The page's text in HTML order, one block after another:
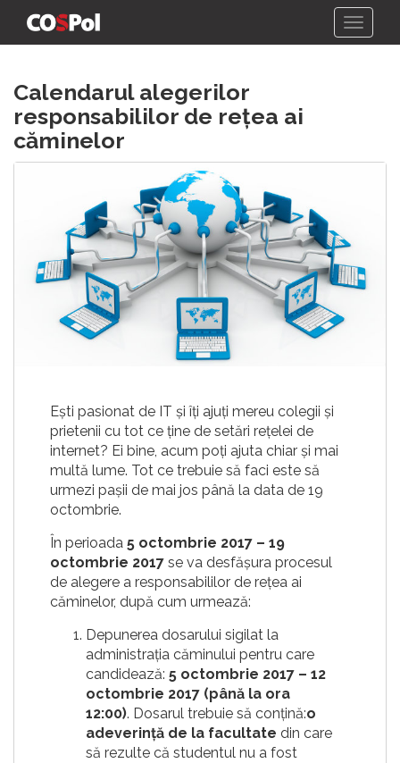
Calendarul alegerilor
responsabililor de rețea ai
căminelor
Ești pasionat de IT și îți ajuți mereu colegii și
prietenii cu tot ce ține de setări rețelei de
internet? Ei bine, acum poți ajuta chiar și mai
multă lume. Tot ce trebuie să faci este să
urmezi pașii de mai jos până la data de 19
octombrie.
În perioada 5 octombrie 2017 – 19
octombrie 2017 se va desfășura procesul
de alegere a responsabililor de rețea ai
căminelor, după cum urmează:
Depunerea dosarului sigilat la
administrația căminului pentru care
candidează: 5 octombrie 2017 – 12
octombrie 2017 (până la ora
12:00). Dosarul trebuie să conțină:o
adeverință de la facultate din care
să rezulte că studentul nu a fost